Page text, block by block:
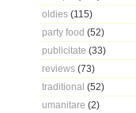
oldies (115)
party food (52)
publicitate (33)
reviews (73)
traditional (52)
umanitare (2)